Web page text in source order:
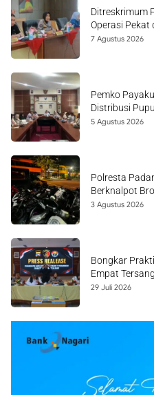
Ditreskrimum
Operasi Pekat
7 Agustus 2026
Pemko
Distribusi
5 Agustus 2026
Polresta
Berknalpot
3 Agustus 2026
Bongkar
Empat
29 Juli 2026